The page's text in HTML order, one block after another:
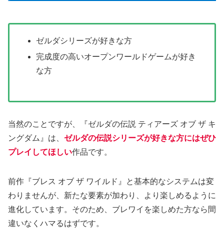
ゼルダシリーズが好きな方
完成度の高いオープンワールドゲームが好き
な方
当然のことですが、『ゼルダの伝説 ティアーズ オブ ザ キ
ングダム』は、 ゼルダの伝説シリーズが好きな方にはぜひ
プレイしてほしい作品です。
前作『ブレス オブ ザ ワイルド』と基本的なシステムは変
わりませんが、新たな要素が加わり、より楽しめるように
進化しています。そのため、ブレワイを楽しめた方なら間
違いなくハマるはずです。